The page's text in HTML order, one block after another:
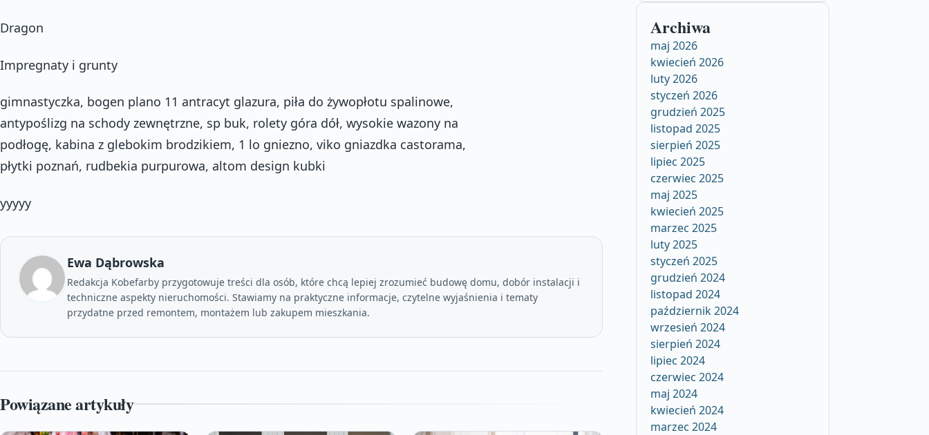
Dragon
Impregnaty i grunty
gimnastyczka, bogen plano 11 antracyt glazura, piła do żywopłotu spalinowe,
antypoślizg na schody zewnętrzne, sp buk, rolety góra dół, wysokie wazony na
podłogę, kabina z glebokim brodzikiem, 1 lo gniezno, viko gniazdka castorama,
płytki poznań, rudbekia purpurowa, altom design kubki
yyyyy
Ewa Dąbrowska
Redakcja Kobefarby przygotowuje treści dla osób, które chcą lepiej zrozumieć budowę domu, dobór instalacji i
techniczne aspekty nieruchomości. Stawiamy na praktyczne informacje, czytelne wyjaśnienia i tematy
przydatne przed remontem, montażem lub zakupem mieszkania.
Powiązane artykuły
Archiwa
maj 2026
kwiecień 2026
luty 2026
styczeń 2026
grudzień 2025
listopad 2025
sierpień 2025
lipiec 2025
czerwiec 2025
maj 2025
kwiecień 2025
marzec 2025
luty 2025
styczeń 2025
grudzień 2024
listopad 2024
październik 2024
wrzesień 2024
sierpień 2024
lipiec 2024
czerwiec 2024
maj 2024
kwiecień 2024
marzec 2024